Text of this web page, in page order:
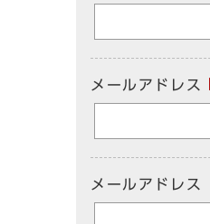
メールアドレス
メールアドレス